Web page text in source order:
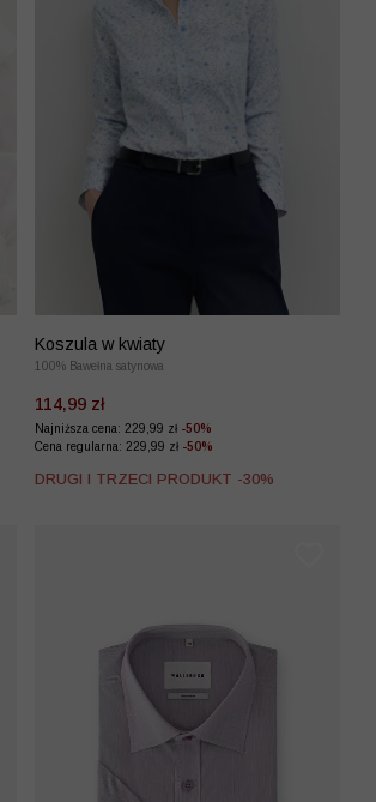
Koszula w kwiaty
100% Bawełna satynowa
114,99 zł
Najniższa cena: 229,99 zł -50%
Cena regularna: 229,99 zł -50%
DRUGI I TRZECI PRODUKT -30%